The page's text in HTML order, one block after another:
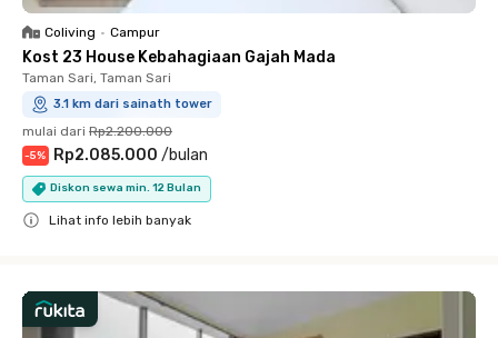
Coliving • Campur
Kost 23 House Kebahagiaan Gajah Mada
Taman Sari, Taman Sari
3.1 km dari sainath tower
mulai dari Rp2.200.000
-5% Rp2.085.000 /bulan
Diskon sewa min. 12 Bulan
Lihat info lebih banyak